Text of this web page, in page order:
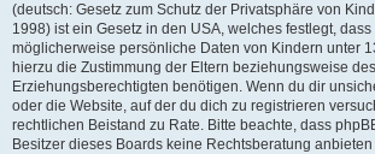
(deutsch: Gesetz zum Schutz der Privatsphäre von
1998) ist ein Gesetz in den USA, welches festlegt, dass
möglicherweise persönliche Daten von Kindern unter
hierzu die Zustimmung der Eltern beziehungsweise
Erziehungsberechtigten benötigen. Wenn du dir
oder die Website, auf der du dich zu registrieren
rechtlichen Beistand zu Rate. Bitte beachte, dass
Besitzer dieses Boards keine Rechtsberatung